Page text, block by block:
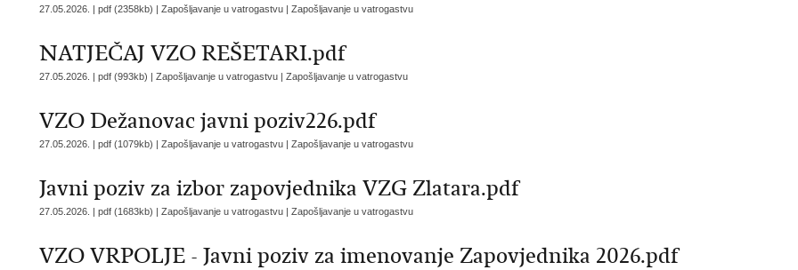
27.05.2026. | pdf (2358kb) | Zapošljavanje u vatrogastvu | Zapošljavanje u vatrogastvu
NATJEČAJ VZO REŠETARI.pdf
27.05.2026. | pdf (993kb) | Zapošljavanje u vatrogastvu | Zapošljavanje u vatrogastvu
VZO Dežanovac javni poziv226.pdf
27.05.2026. | pdf (1079kb) | Zapošljavanje u vatrogastvu | Zapošljavanje u vatrogastvu
Javni poziv za izbor zapovjednika VZG Zlatara.pdf
27.05.2026. | pdf (1683kb) | Zapošljavanje u vatrogastvu | Zapošljavanje u vatrogastvu
VZO VRPOLJE - Javni poziv za imenovanje Zapovjednika 2026.pdf